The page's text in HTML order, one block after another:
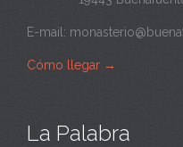
E-mail:
Cómo llegar →
La Palabra